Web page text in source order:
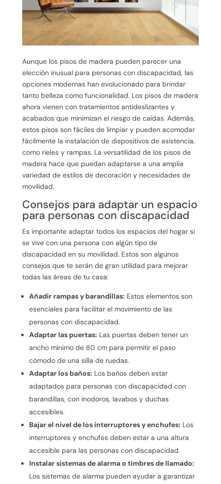
Aunque los pisos de madera pueden parecer una
elección inusual para personas con discapacidad, las
opciones modernas han evolucionado para brindar
tanto belleza como funcionalidad. Los pisos de madera
ahora vienen con tratamientos antideslizantes y
acabados que minimizan el riesgo de caídas. Además,
estos pisos son fáciles de limpiar y pueden acomodar
fácilmente la instalación de dispositivos de asistencia,
como rieles y rampas. La versatilidad de los pisos de
madera hace que puedan adaptarse a una amplia
variedad de estilos de decoración y necesidades de
movilidad.
Consejos para adaptar un espacio
para personas con discapacidad
Es importante adaptar todos los espacios del hogar si
se vive con una persona con algún tipo de
discapacidad en su movilidad. Estos son algunos
consejos que te serán de gran utilidad para mejorar
todas las áreas de tu casa:
Añadir rampas y barandillas: Estos elementos son
esenciales para facilitar el movimiento de las
personas con discapacidad.
Adaptar las puertas: Las puertas deben tener un
ancho mínimo de 80 cm para permitir el paso
cómodo de una silla de ruedas.
Adaptar los baños: Los baños deben estar
adaptados para personas con discapacidad con
barandillas, con inodoros, lavabos y duchas
accesibles.
Bajar el nivel de los interruptores y enchufes: Los
interruptores y enchufes deben estar a una altura
accesible para las personas con discapacidad.
Instalar sistemas de alarma o timbres de llamado:
Los sistemas de alarma pueden ayudar a garantizar